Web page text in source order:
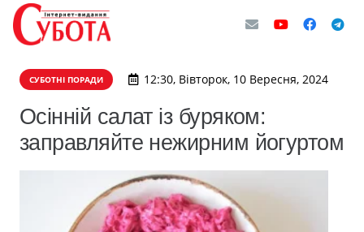
СУБОТНІ ПОРАДИ 12:30, Вівторок, 10 Вересня, 2024
Осінній салат із буряком:
заправляйте нежирним йогуртом